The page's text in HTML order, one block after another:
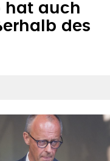
hat auch
des